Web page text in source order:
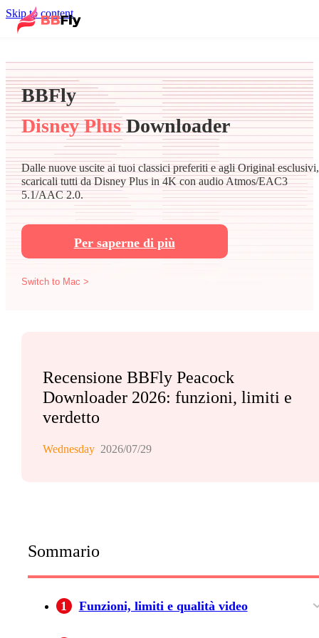
Skip to content
BBFly
Disney PlusDownloader
Dalle nuove uscite ai tuoi classici preferiti e agli Original esclusivi,
scaricali tutti da Disney Plus in 4K con audio Atmos/EAC3
5.1/AAC 2.0.
Per saperne di più
Switch to Mac >
Recensione BBFly Peacock
Downloader 2026: funzioni, limiti e
verdetto
Wednesday 2026/07/29
Sommario
1 Funzioni, limiti e qualità video